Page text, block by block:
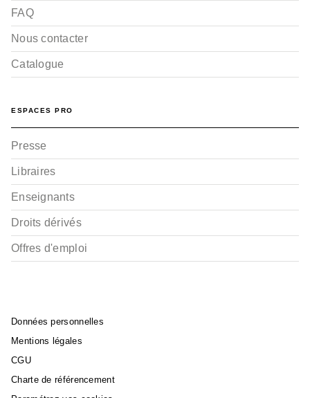
FAQ
Nous contacter
Catalogue
ESPACES PRO
Presse
Libraires
Enseignants
Droits dérivés
Offres d'emploi
Données personnelles
Mentions légales
CGU
Charte de référencement